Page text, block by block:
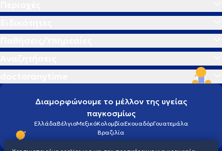
Διαμορφώνουμε το μέλλον της υγείας
παγκοσμίως
ΕλλάδαΒέλγιοΜεξικόΚολομβίαΕκουαδόρΓουατεμάλα
Βραζιλία